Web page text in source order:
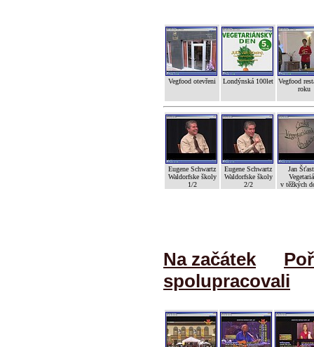
Vegfood otevřeni Londýnská 100let
Vegfood
roku
Eugene Schwartz
Waldorfske školy
1/2
Eugene Schwartz
Waldorfske školy
2/2
Jan
v těžkých
Na začátek
spolupracovali